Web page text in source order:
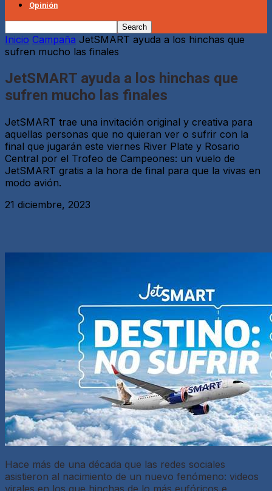
Opinión
Inicio Campaña JetSMART ayuda a los hinchas que
sufren mucho las finales
JetSMART ayuda a los hinchas que
sufren mucho las finales
JetSMART trae una invitación original y creativa para
aquellas personas que no quieran ver o sufrir con la
final que jugarán este viernes River Plate y Rosario
Central por el Trofeo de Campeones: un vuelo de
JetSMART gratis a la hora de final para que la vivas en
modo avión.
21 diciembre, 2023
Hace más de una década que las redes sociales
asistieron al nacimiento de un nuevo fenómeno: videos
virales en los que hinchas de lo más eufóricos e